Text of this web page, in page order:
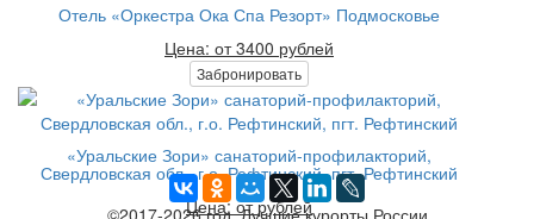
Отель «Оркестра Ока Спа Резорт» Подмосковье
Цена: от 3400 рублей
Забронировать
«Уральские Зори» санаторий-профилакторий,
Свердловская обл., г.о. Рефтинский, пгт. Рефтинский
Цена: от рублей